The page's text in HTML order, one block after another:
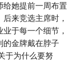
给她提前一周布置
来竞选主席时，
于每一个细节，
的金牌戴在脖子
于为什么要努